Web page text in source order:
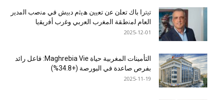
ﺗﯾﺗرا ﺑﺎك ﺗﻌﻠن ﻋن ﺗﻌﯾﯾن ھﯾﺛم دﺑﯾش ﻓﻲ ﻣﻧﺻب اﻟﻣدﯾر
اﻟﻌﺎم ﻟﻣﻧطﻘﺔ اﻟﻣﻐرب اﻟﻌرﺑﻲ وﻏرب أﻓرﯾﻘﯾﺎ
2025-12-01
التأمينات المغربية حياة Maghrebia Vie: فاعل رائد
بفرص صاعدة في البورصة (+34.8%)
2025-11-19